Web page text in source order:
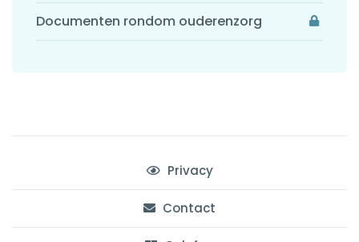
Documenten rondom ouderenzorg
Privacy
Contact